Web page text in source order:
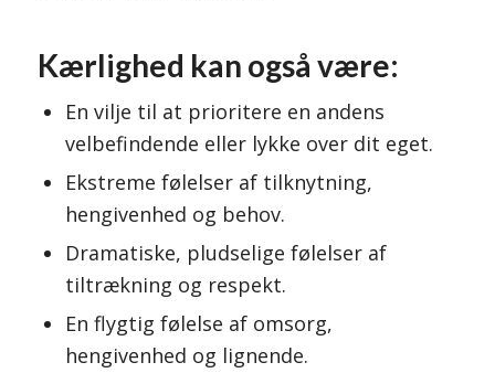
Kærlighed kan også være:
En vilje til at prioritere en andens
velbefindende eller lykke over dit eget.
Ekstreme følelser af tilknytning,
hengivenhed og behov.
Dramatiske, pludselige følelser af
tiltrækning og respekt.
En flygtig følelse af omsorg,
hengivenhed og lignende.